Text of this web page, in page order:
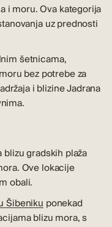
i moru. Ova kategorija
uz prednosti
šetnicama,
bez potrebe za
i blizine Jadrana
gradskih plaža
Ove lokacije
obali.
Šibeniku ponekad
blizu mora, s